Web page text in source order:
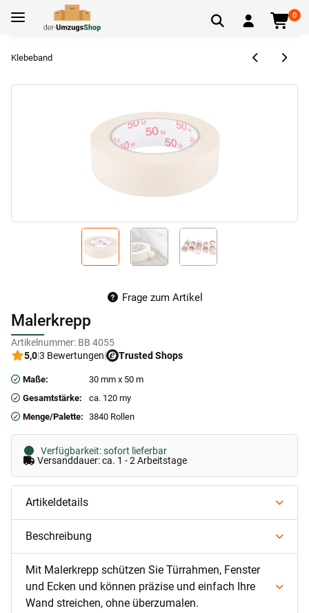
0
Klebeband
Frage zum Artikel
Malerkrepp
Artikelnummer: BB 4055
5,0|3 Bewertungen| Trusted Shops
Maße:
30 mm x 50 m
Gesamtstärke:
ca. 120 my
Menge/Palette: 3840 Rollen
Verfügbarkeit: sofort lieferbar
Versanddauer: ca. 1 - 2 Arbeitstage
Artikeldetails
Beschreibung
Mit Malerkrepp schützen Sie Türrahmen, Fenster
und Ecken und können präzise und einfach Ihre
Wand streichen, ohne überzumalen.